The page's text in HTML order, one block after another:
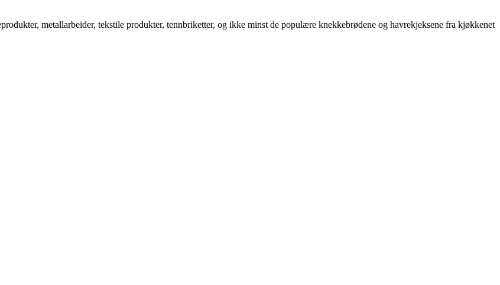
metallarbeider, tekstile produkter, tennbriketter, og ikke minst de populære knekkebrødene og havrekjeksene fra kjøkkenet